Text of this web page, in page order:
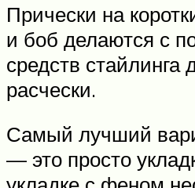
Прически на
и боб делаются с
средств стайлинга
расчески.
Самый лучший
— это просто